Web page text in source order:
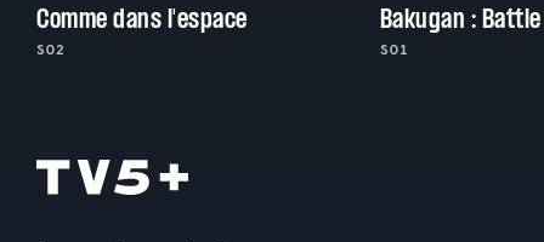
Comme dans l'espace
S02
Bakugan :
S01